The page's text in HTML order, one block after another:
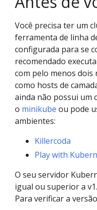
Você precisa ter um
ferramenta de linha
configurada para se
recomendado
com pelo menos dois
como hosts de
ainda não possui um
o minikube ou pode
ambientes:
Killercoda
Play with
O seu servidor
igual ou superior a
Para verificar a